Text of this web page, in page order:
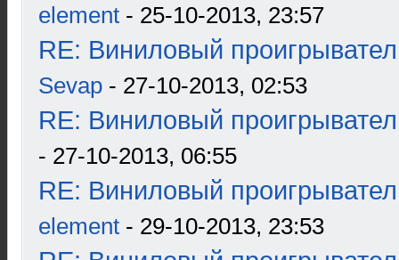
element - 25-10-2013, 23:57
RE: Виниловый
Sevap - 27-10-2013, 02:53
RE: Виниловый
- 27-10-2013, 06:55
RE: Виниловый
element - 29-10-2013, 23:53